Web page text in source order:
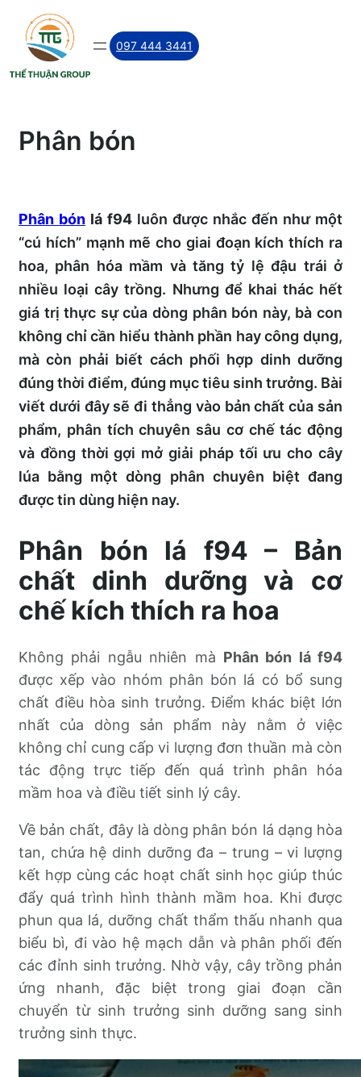
Skip
content
097 444 3441
Phân bón
Phân bón lá f94 luôn được nhắc đến như một
“cú hích” mạnh mẽ cho giai đoạn kích thích ra
hoa, phân hóa mầm và tăng tỷ lệ đậu trái ở
nhiều loại cây trồng. Nhưng để khai thác hết
giá trị thực sự của dòng phân bón này, bà con
không chỉ cần hiểu thành phần hay công dụng,
mà còn phải biết cách phối hợp dinh dưỡng
đúng thời điểm, đúng mục tiêu sinh trưởng. Bài
viết dưới đây sẽ đi thẳng vào bản chất của sản
phẩm, phân tích chuyên sâu cơ chế tác động
và đồng thời gợi mở giải pháp tối ưu cho cây
lúa bằng một dòng phân chuyên biệt đang
được tin dùng hiện nay.
Phân bón lá f94 – Bản
chất dinh dưỡng và cơ
chế kích thích ra hoa
Không phải ngẫu nhiên mà Phân bón lá f94
được xếp vào nhóm phân bón lá có bổ sung
chất điều hòa sinh trưởng. Điểm khác biệt lớn
nhất của dòng sản phẩm này nằm ở việc
không chỉ cung cấp vi lượng đơn thuần mà còn
tác động trực tiếp đến quá trình phân hóa
mầm hoa và điều tiết sinh lý cây.
Về bản chất, đây là dòng phân bón lá dạng hòa
tan, chứa hệ dinh dưỡng đa – trung – vi lượng
kết hợp cùng các hoạt chất sinh học giúp thúc
đẩy quá trình hình thành mầm hoa. Khi được
phun qua lá, dưỡng chất thẩm thấu nhanh qua
biểu bì, đi vào hệ mạch dẫn và phân phối đến
các đỉnh sinh trưởng. Nhờ vậy, cây trồng phản
ứng nhanh, đặc biệt trong giai đoạn cần
chuyển từ sinh trưởng sinh dưỡng sang sinh
trưởng sinh thực.